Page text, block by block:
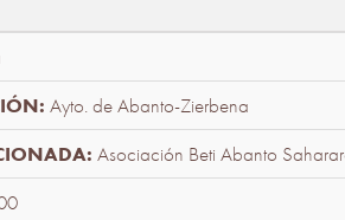
Ayto. de Abanto-Zierbena
Asociación Beti Abanto